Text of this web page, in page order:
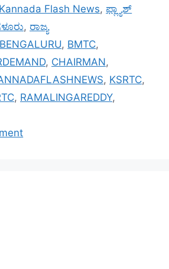
Kannada Flash News, ಫ್ಲ್ಯಾಶ್
, ರಾಜ್ಯ
BENGALURU, BMTC,
, CHAIRMAN,
, KSRTC,
, RAMALINGAREDDY,